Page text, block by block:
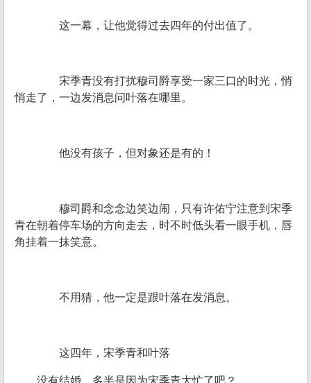
这一幕，让他觉得过去四年的付出值了。
宋季青没有打扰穆司爵享受一家三口的时光，悄
悄走了，一边发消息问叶落在哪里。
他没有孩子，但对象还是有的！
穆司爵和念念边笑边闹，只有许佑宁注意到宋季
青在朝着停车场的方向走去，时不时低头看一眼手机，唇
角挂着一抹笑意。
不用猜，他一定是跟叶落在发消息。
这四年，宋季青和叶落
没有结婚，多半是因为宋季青太忙了吧？